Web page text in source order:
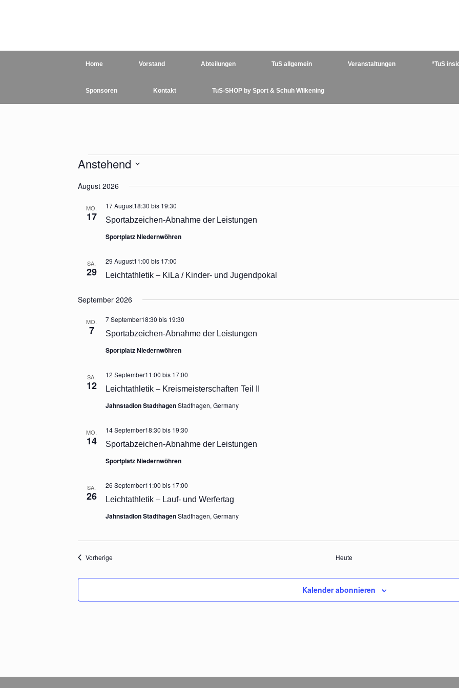
Home Vorstand Abteilungen TuS allgemein Veranstaltungen “TuS
Sponsoren Kontakt TuS-SHOP by Sport & Schuh Wilkening
Veranstaltungen
Anstehend
wählen.
August 2026
MO.
17 Sportabzeichen-Abnahme der Leistungen
17 August18:30 bis 19:30
Sportplatz Niedernwöhren
SA.
29 Leichtathletik – KiLa / Kinder- und Jugendpokal
29 August11:00 bis 17:00
September 2026
MO.
7 Sportabzeichen-Abnahme der Leistungen
7 September18:30 bis 19:30
Sportplatz Niedernwöhren
SA.
12 Leichtathletik – Kreismeisterschaften Teil II
12 September11:00 bis 17:00
Jahnstadion StadthagenStadthagen, Germany
MO.
14 Sportabzeichen-Abnahme der Leistungen
14 September18:30 bis 19:30
Sportplatz Niedernwöhren
SA.
26 Leichtathletik – Lauf- und Werfertag
26 September11:00 bis 17:00
Jahnstadion StadthagenStadthagen, Germany
VorherigeVeranstaltungen Heute
Kalender abonnieren